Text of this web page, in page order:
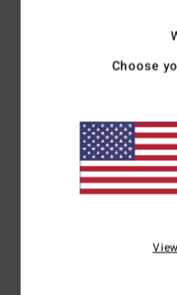
Baumwoll-
Details:Gewellter
Zusammensetzung
Choose